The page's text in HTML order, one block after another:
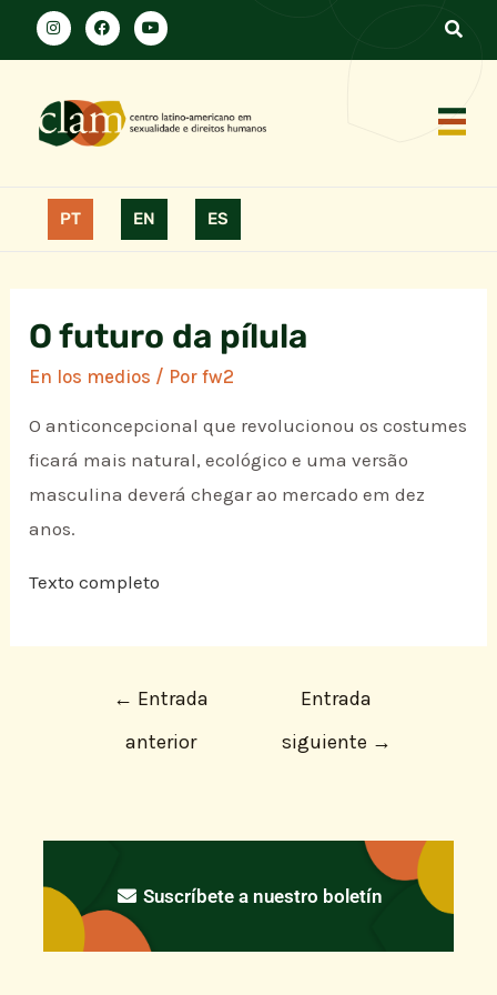
PT EN ES
O futuro da pílula
En los medios / Porfw2
O anticoncepcional que revolucionou os costumes
ficará mais natural, ecológico e uma versão
masculina deverá chegar ao mercado em dez
anos.
Texto completo
← Entrada
anterior
Entrada
siguiente →
Suscríbete a nuestro boletín